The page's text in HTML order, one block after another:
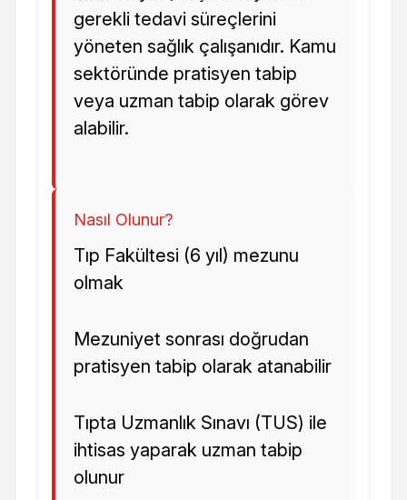
gerekli tedavi süreçlerini
yöneten sağlık çalışanıdır. Kamu
sektöründe pratisyen tabip
veya uzman tabip olarak görev
alabilir.
Nasıl Olunur?
Tıp Fakültesi (6 yıl) mezunu
olmak
Mezuniyet sonrası doğrudan
pratisyen tabip olarak atanabilir
Tıpta Uzmanlık Sınavı (TUS) ile
ihtisas yaparak uzman tabip
olunur